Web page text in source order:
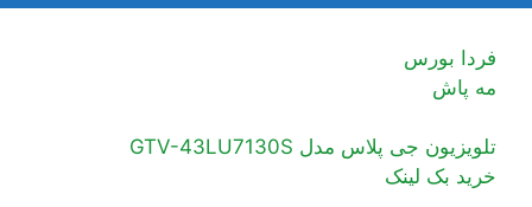
فردا بورس
مه پاش
تلویزیون جی پلاس مدل GTV-43LU7130S
خرید بک لینک